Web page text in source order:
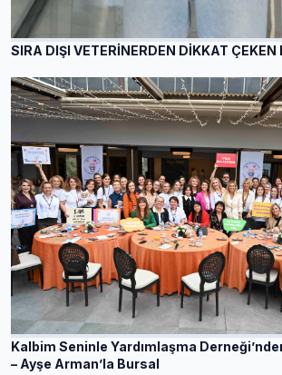
SIRA DIŞI VETERİNERDEN DİKKAT ÇEKEN
Kalbim Seninle Yardımlaşma
– Ayşe Arman’la Bursal